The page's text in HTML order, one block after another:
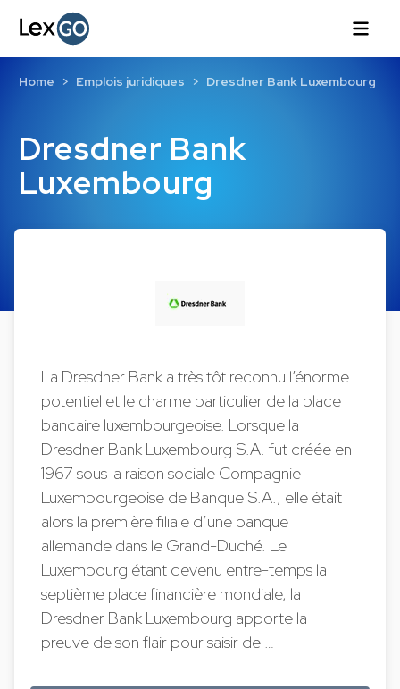
Dresdner Bank
Luxembourg
Home Emplois juridiques Dresdner Bank Luxembourg
La Dresdner Bank a très tôt reconnu l’énorme
potentiel et le charme particulier de la place
bancaire luxembourgeoise. Lorsque la
Dresdner Bank Luxembourg S.A. fut créée en
1967 sous la raison sociale Compagnie
Luxembourgeoise de Banque S.A., elle était
alors la première filiale d’une banque
allemande dans le Grand-Duché. Le
Luxembourg étant devenu entre-temps la
septième place financière mondiale, la
Dresdner Bank Luxembourg apporte la
preuve de son flair pour saisir de …